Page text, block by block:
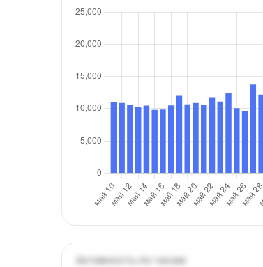
Активность по часам